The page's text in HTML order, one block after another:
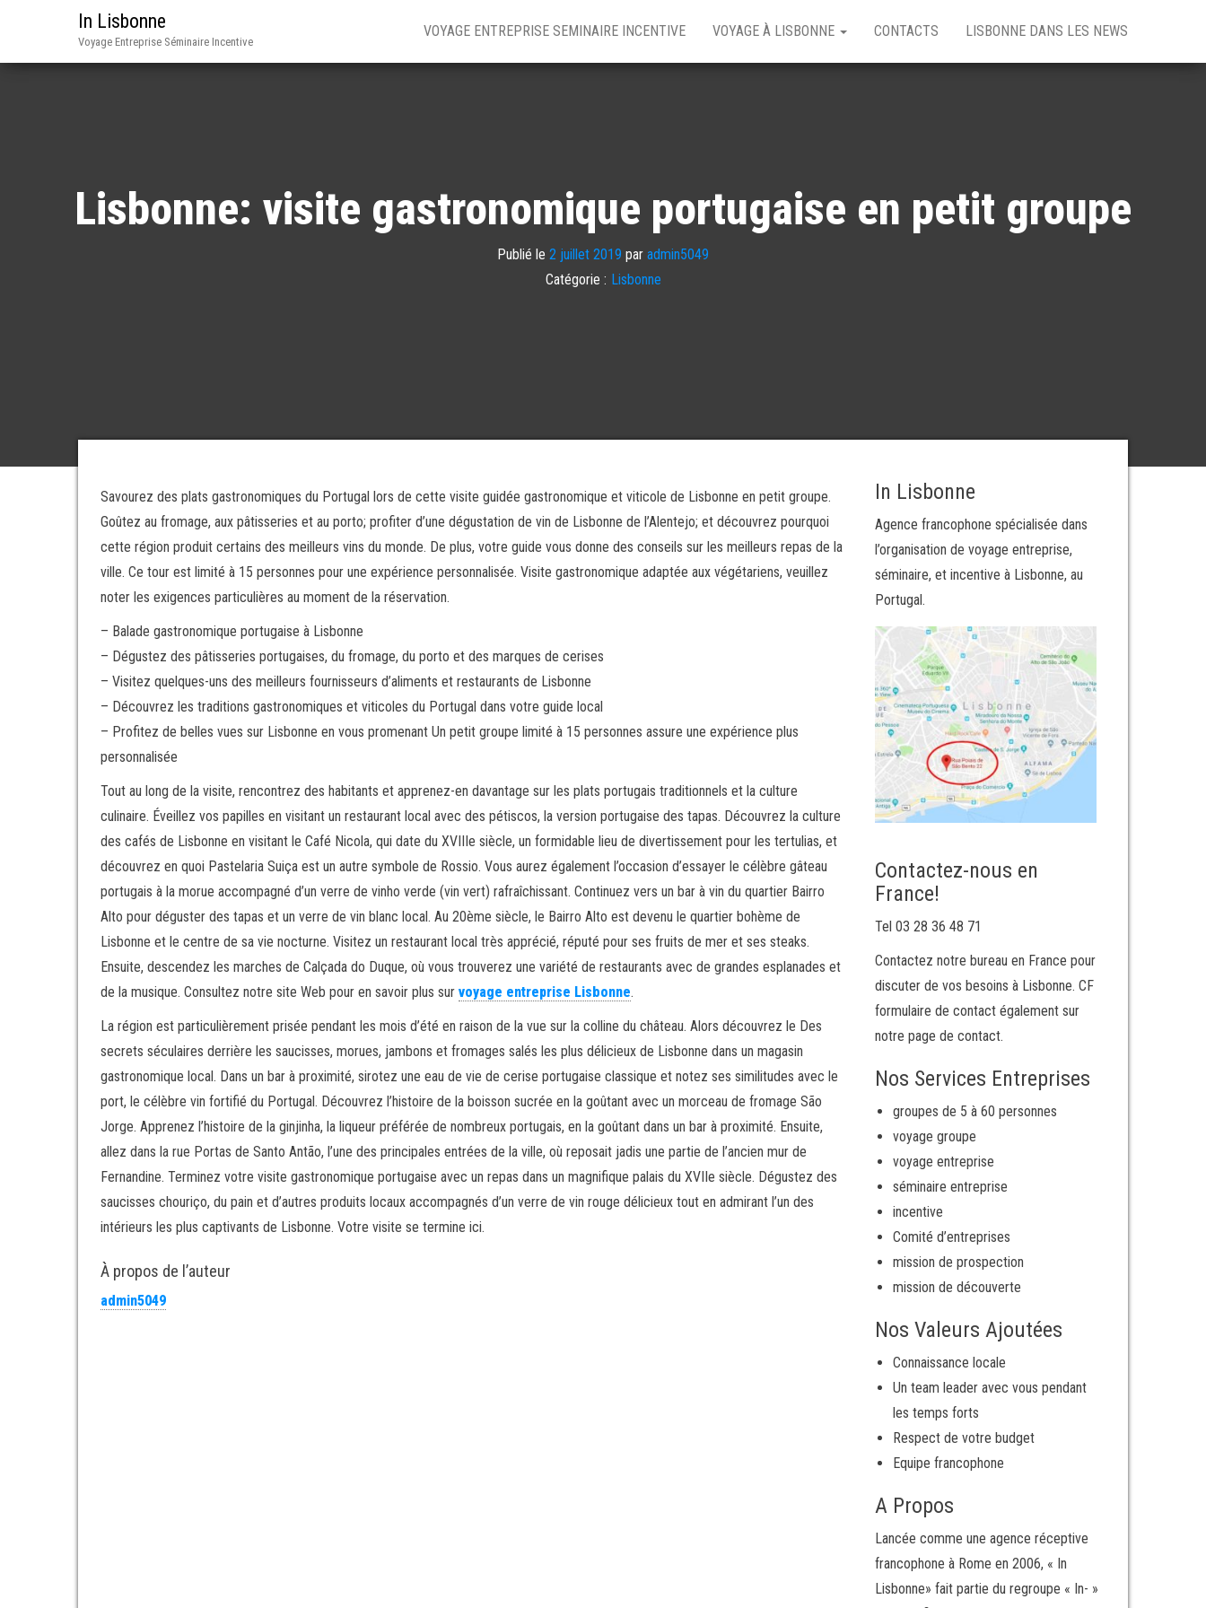
In Lisbonne
Voyage Entreprise Séminaire Incentive
VOYAGE ENTREPRISE SEMINAIRE INCENTIVE VOYAGE À LISBONNE CONTACTS LISBONNE DANS LES NEWS
Lisbonne: visite gastronomique portugaise en petit groupe
Publié le 2 juillet 2019 par admin5049
Catégorie : Lisbonne
Savourez des plats gastronomiques du Portugal lors de cette visite guidée gastronomique et viticole de Lisbonne en petit groupe.
Goûtez au fromage, aux pâtisseries et au porto; profiter d’une dégustation de vin de Lisbonne de l’Alentejo; et découvrez pourquoi
cette région produit certains des meilleurs vins du monde. De plus, votre guide vous donne des conseils sur les meilleurs repas de la
ville. Ce tour est limité à 15 personnes pour une expérience personnalisée. Visite gastronomique adaptée aux végétariens, veuillez
noter les exigences particulières au moment de la réservation.
– Balade gastronomique portugaise à Lisbonne
– Dégustez des pâtisseries portugaises, du fromage, du porto et des marques de cerises
– Visitez quelques-uns des meilleurs fournisseurs d’aliments et restaurants de Lisbonne
– Découvrez les traditions gastronomiques et viticoles du Portugal dans votre guide local
– Profitez de belles vues sur Lisbonne en vous promenant Un petit groupe limité à 15 personnes assure une expérience plus
personnalisée
Tout au long de la visite, rencontrez des habitants et apprenez-en davantage sur les plats portugais traditionnels et la culture
culinaire. Éveillez vos papilles en visitant un restaurant local avec des pétiscos, la version portugaise des tapas. Découvrez la culture
des cafés de Lisbonne en visitant le Café Nicola, qui date du XVIIIe siècle, un formidable lieu de divertissement pour les tertulias, et
découvrez en quoi Pastelaria Suiça est un autre symbole de Rossio. Vous aurez également l’occasion d’essayer le célèbre gâteau
portugais à la morue accompagné d’un verre de vinho verde (vin vert) rafraîchissant. Continuez vers un bar à vin du quartier Bairro
Alto pour déguster des tapas et un verre de vin blanc local. Au 20ème siècle, le Bairro Alto est devenu le quartier bohème de
Lisbonne et le centre de sa vie nocturne. Visitez un restaurant local très apprécié, réputé pour ses fruits de mer et ses steaks.
Ensuite, descendez les marches de Calçada do Duque, où vous trouverez une variété de restaurants avec de grandes esplanades et
de la musique. Consultez notre site Web pour en savoir plus sur voyage entreprise Lisbonne.
La région est particulièrement prisée pendant les mois d’été en raison de la vue sur la colline du château. Alors découvrez le Des
secrets séculaires derrière les saucisses, morues, jambons et fromages salés les plus délicieux de Lisbonne dans un magasin
gastronomique local. Dans un bar à proximité, sirotez une eau de vie de cerise portugaise classique et notez ses similitudes avec le
port, le célèbre vin fortifié du Portugal. Découvrez l’histoire de la boisson sucrée en la goûtant avec un morceau de fromage São
Jorge. Apprenez l’histoire de la ginjinha, la liqueur préférée de nombreux portugais, en la goûtant dans un bar à proximité. Ensuite,
allez dans la rue Portas de Santo Antão, l’une des principales entrées de la ville, où reposait jadis une partie de l’ancien mur de
Fernandine. Terminez votre visite gastronomique portugaise avec un repas dans un magnifique palais du XVIIe siècle. Dégustez des
saucisses chouriço, du pain et d’autres produits locaux accompagnés d’un verre de vin rouge délicieux tout en admirant l’un des
intérieurs les plus captivants de Lisbonne. Votre visite se termine ici.
À propos de l’auteur
admin5049
In Lisbonne
Agence francophone spécialisée dans
l’organisation de voyage entreprise,
séminaire, et incentive à Lisbonne, au
Portugal.
Contactez-nous en
France!
Tel 03 28 36 48 71
Contactez notre bureau en France pour
discuter de vos besoins à Lisbonne. CF
formulaire de contact également sur
notre page de contact.
Nos Services Entreprises
groupes de 5 à 60 personnes
voyage groupe
voyage entreprise
séminaire entreprise
incentive
Comité d’entreprises
mission de prospection
mission de découverte
Nos Valeurs Ajoutées
Connaissance locale
Un team leader avec vous pendant
les temps forts
Respect de votre budget
Equipe francophone
A Propos
Lancée comme une agence réceptive
francophone à Rome en 2006, « In
Lisbonne» fait partie du regroupe « In- »